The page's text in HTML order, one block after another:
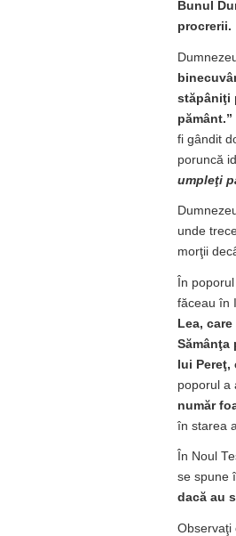
Bunul
procrerii.
stăpâniţi
pământ.”
fi gândit
poruncă
umpleţi
unde
morţii
În
făceau în
Lea,
Sămânţa
lui Pereţ,
poporul a
număr
în starea
În Noul
se spune
dacă au
Observaţi